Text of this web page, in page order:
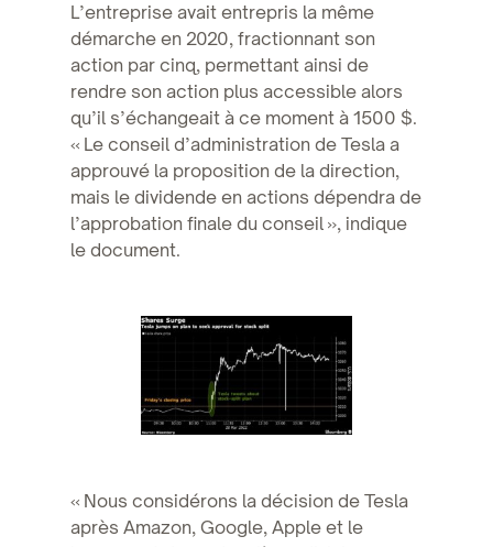
L’entreprise avait entrepris la même
démarche en 2020, fractionnant son
action par cinq, permettant ainsi de
rendre son action plus accessible alors
qu’il s’échangeait à ce moment à 1500 $.
« Le conseil d’administration de Tesla a
approuvé la proposition de la direction,
mais le dividende en actions dépendra de
l’approbation finale du conseil », indique
le document.
« Nous considérons la décision de Tesla
après Amazon, Google, Apple et le